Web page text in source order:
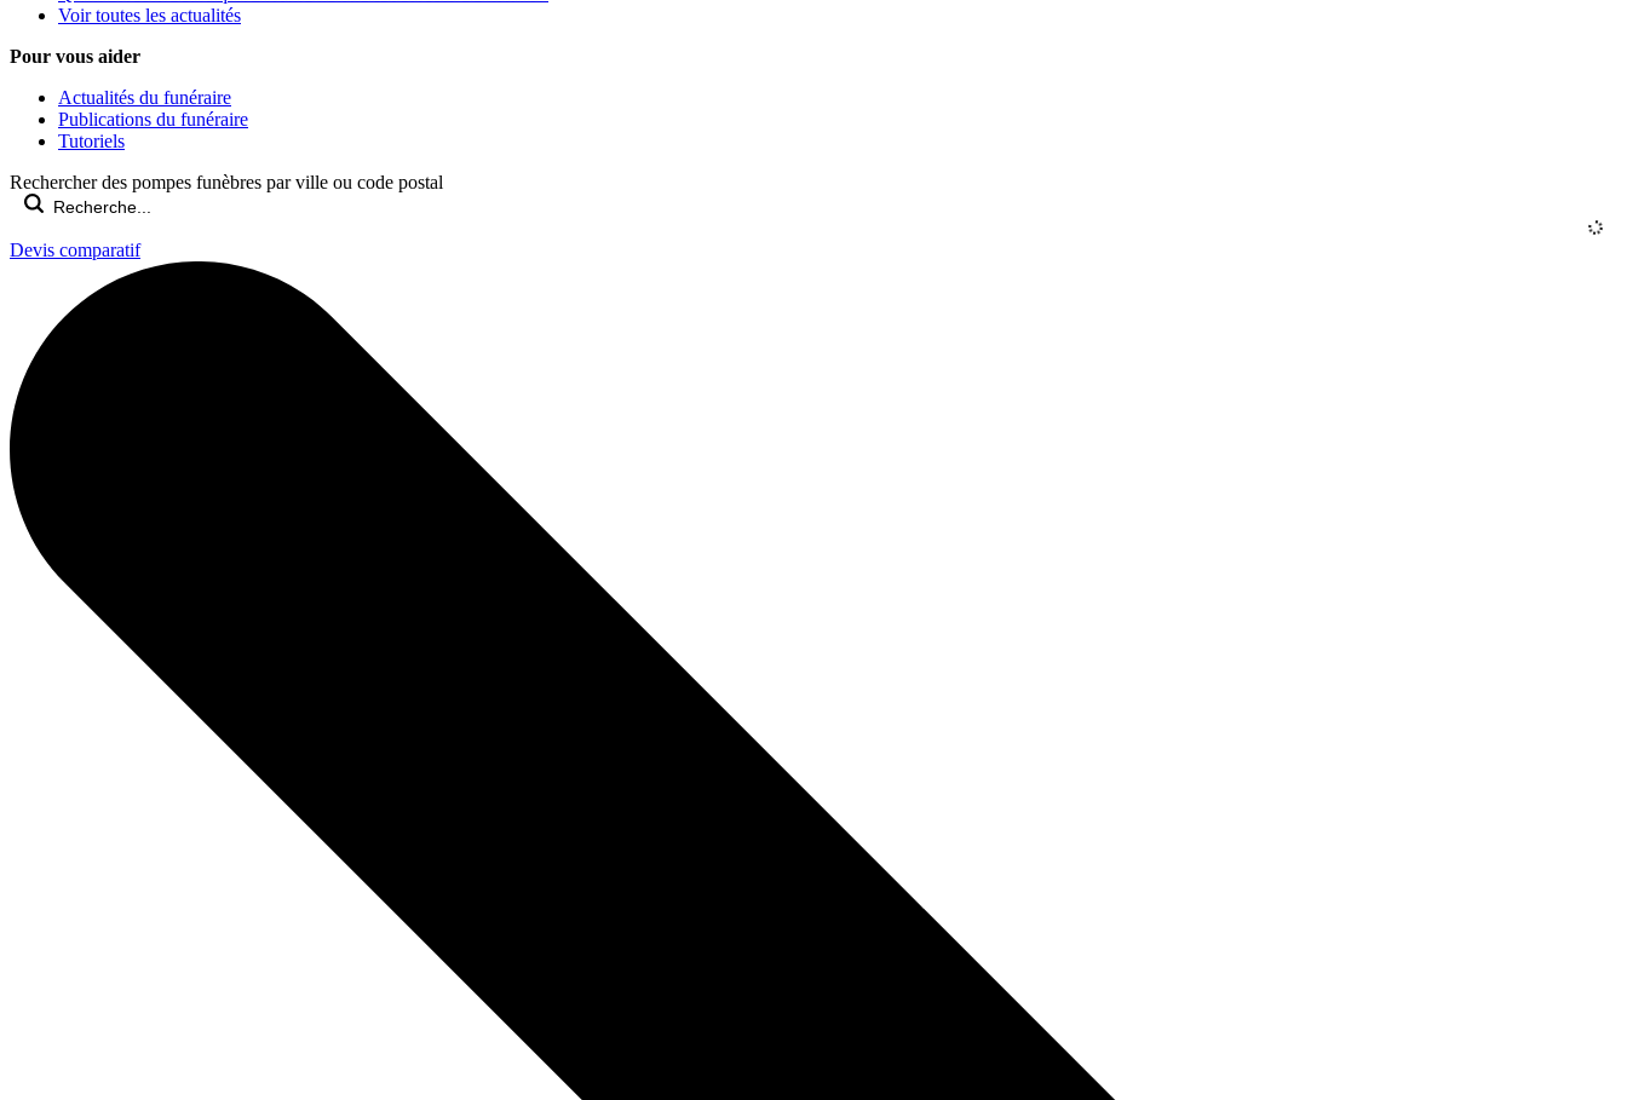
Voir toutes les actualités
Pour vous aider
Actualités du funéraire
Publications du funéraire
Tutoriels
Rechercher des pompes funèbres par ville ou code postal
Devis comparatif